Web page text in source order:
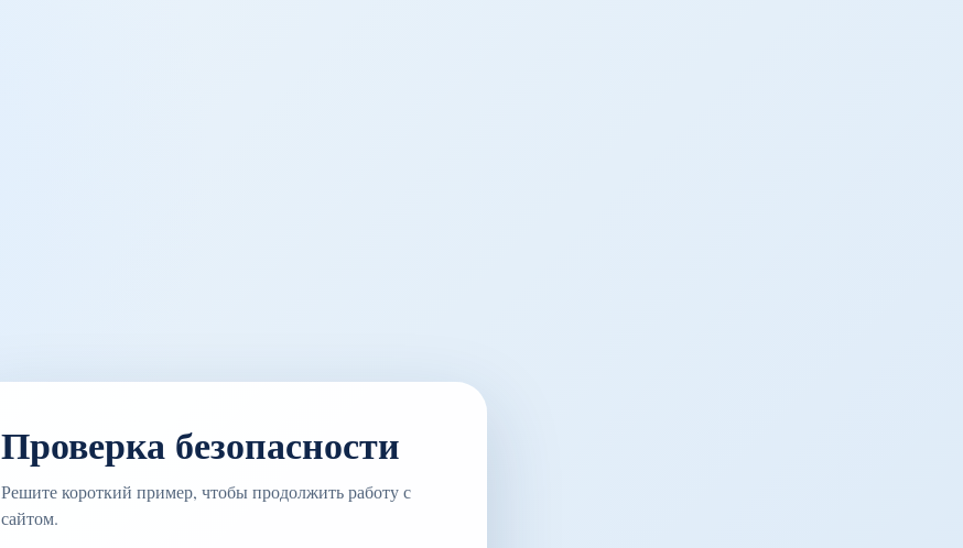
Проверка безопасности
Решите короткий пример, чтобы продолжить работу с
сайтом.